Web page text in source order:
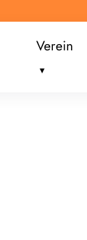
Verein